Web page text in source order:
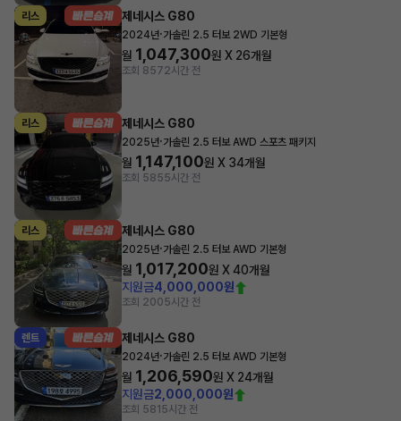
리스 제네시스 G80
2024년·가솔린 2.5 터보 2WD 기본형
월 1,047,300원 X 26개월
조회 8572시간 전
리스 제네시스 G80
2025년·가솔린 2.5 터보 AWD 스포츠 패키지
월 1,147,100원 X 34개월
조회 5855시간 전
리스 제네시스 G80
2025년·가솔린 2.5 터보 AWD 기본형
월 1,017,200원 X40개월
지원금4,000,000원
조회 2005시간 전
렌트 제네시스 G80
2024년·가솔린 2.5 터보 AWD 기본형
월 1,206,590원 X 24개월
지원금2,000,000원
조회 581 5시간 전